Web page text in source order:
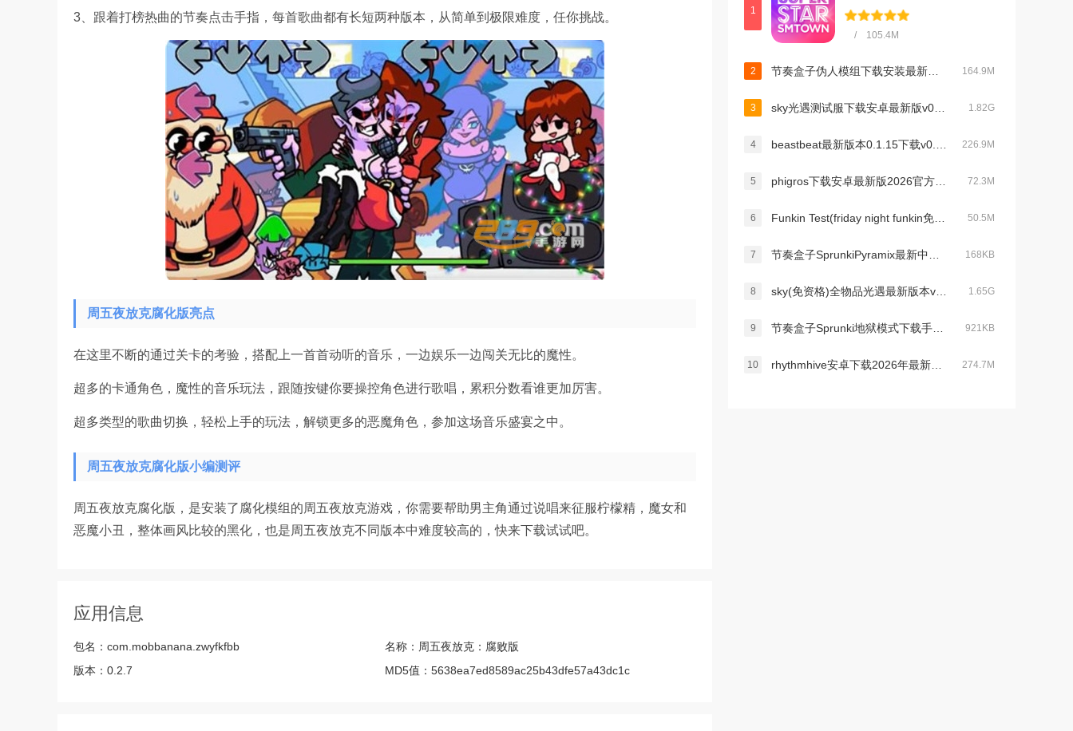
3、跟着打榜热曲的节奏点击手指，每首歌曲都有长短两种版本，从简单到极限难度，任你挑战。
周五夜放克腐化版亮点
在这里不断的通过关卡的考验，搭配上一首首动听的音乐，一边娱乐一边闯关无比的魔性。
超多的卡通角色，魔性的音乐玩法，跟随按键你要操控角色进行歌唱，累积分数看谁更加厉害。
超多类型的歌曲切换，轻松上手的玩法，解锁更多的恶魔角色，参加这场音乐盛宴之中。
周五夜放克腐化版小编测评
周五夜放克腐化版，是安装了腐化模组的周五夜放克游戏，你需要帮助男主角通过说唱来征服柠檬精，魔女和
恶魔小丑，整体画风比较的黑化，也是周五夜放克不同版本中难度较高的，快来下载试试吧。
应用信息
包名： com.mobbanana.zwyfkfbb 名称： 周五夜放克：腐败版
版本： 0.2.7 MD5值： 5638ea7ed8589ac25b43dfe57a43dc1c
1
/ 105.4M
2 164.9M
3 1.82G
4 226.9M
5 72.3M
6 50.5M
7 168KB
8 1.65G
9 921KB
10 274.7M